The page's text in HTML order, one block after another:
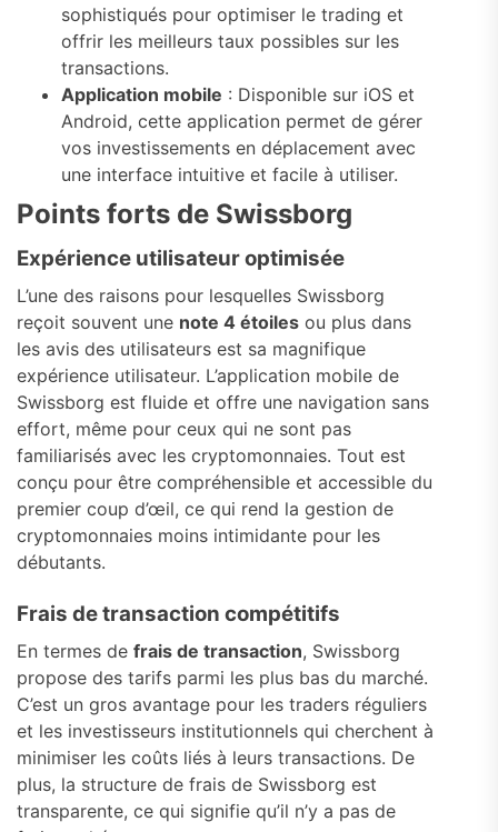
sophistiqués pour optimiser le trading et
offrir les meilleurs taux possibles sur les
transactions.
Application mobile : Disponible sur iOS et
Android, cette application permet de gérer
vos investissements en déplacement avec
une interface intuitive et facile à utiliser.
Points forts de Swissborg
Expérience utilisateur optimisée
L’une des raisons pour lesquelles Swissborg
reçoit souvent une note 4 étoiles ou plus dans
les avis des utilisateurs est sa magnifique
expérience utilisateur. L’application mobile de
Swissborg est fluide et offre une navigation sans
effort, même pour ceux qui ne sont pas
familiarisés avec les cryptomonnaies. Tout est
conçu pour être compréhensible et accessible du
premier coup d’œil, ce qui rend la gestion de
cryptomonnaies moins intimidante pour les
débutants.
Frais de transaction compétitifs
En termes de frais de transaction, Swissborg
propose des tarifs parmi les plus bas du marché.
C’est un gros avantage pour les traders réguliers
et les investisseurs institutionnels qui cherchent à
minimiser les coûts liés à leurs transactions. De
plus, la structure de frais de Swissborg est
transparente, ce qui signifie qu’il n’y a pas de